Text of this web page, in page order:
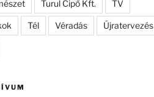
Turul Cipő Kft. TV
Tél Véradás Újratervezés